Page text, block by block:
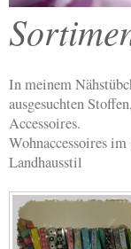
In meinem
ausgesuchten
Accessoires.
Wohnaccessoires
Landhausstil